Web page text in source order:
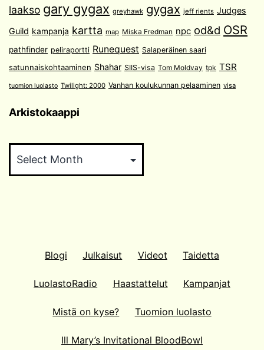
laakso gary gygax greyhawk gygax jeff rients Judges
Guild kampanja kartta map Miska Fredman npc od&d OSR
pathfinder peliraportti Runequest Salaperäinen saari
satunnaiskohtaaminen Shahar SIIS-visa Tom Moldvay tpk TSR
tuomion luolasto Twilight: 2000 Vanhan koulukunnan pelaaminen visa
Arkistokaappi
Blogi Julkaisut Videot Taidetta
LuolastoRadio Haastattelut Kampanjat
Mistä on kyse? Tuomion luolasto
Ill Mary’s Invitational BloodBowl